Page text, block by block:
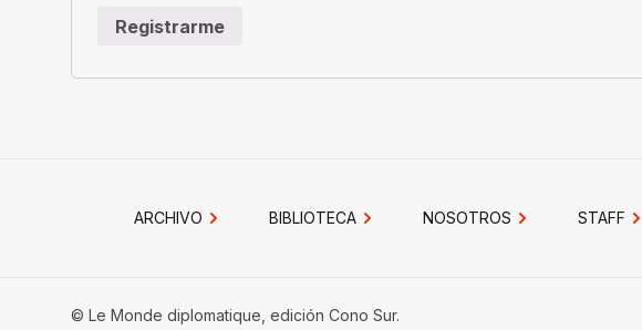
Registrarme
ARCHIVO BIBLIOTECA NOSOTROS STAFF
© Le Monde diplomatique, edición Cono Sur.